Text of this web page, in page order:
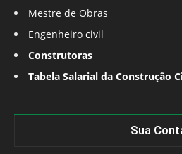
Mestre de Obras
Engenheiro civil
Construtoras
Tabela Salarial da Construção
Sua